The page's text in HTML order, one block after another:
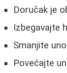
Doručak je
Izbegavajte
Smanjite
Povećajte